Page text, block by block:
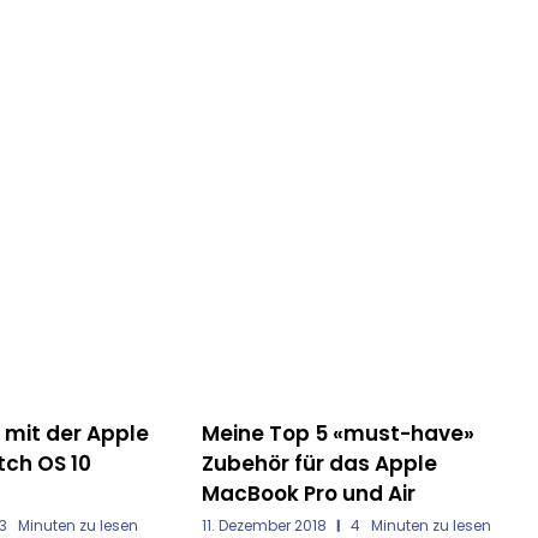
have»
Apple
Minuten zu lesen
Apple und die Garantie &
Gewährleistungsfrist in der
Schweiz
05. März 2015 3 Minuten zu lesen